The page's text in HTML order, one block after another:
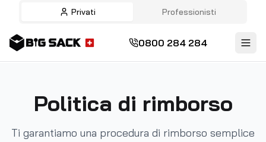
Privati Professionisti
0800 284 284
Politica di rimborso
Ti garantiamo una procedura di rimborso semplice